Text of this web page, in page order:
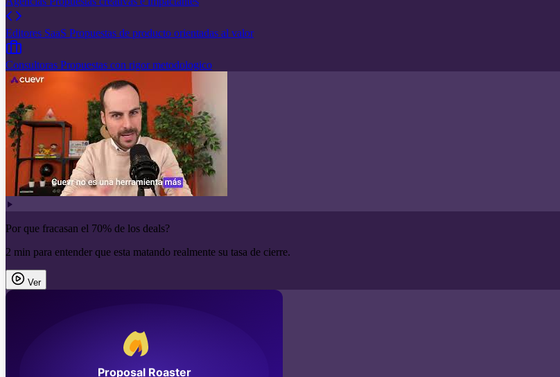
Editores SaaS Propuestas de producto orientadas al valor
Consultoras Propuestas con rigor metodologico
Por que fracasan el 70% de los deals?
2 min para entender que esta matando realmente su tasa de cierre.
Ver